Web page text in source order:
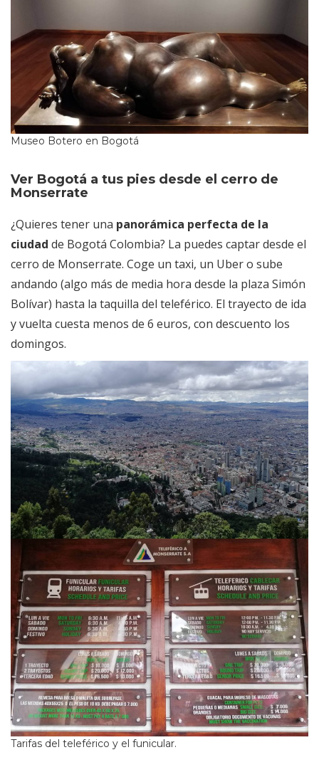
Museo Botero en Bogotá
Ver Bogotá a tus pies desde el cerro de
Monserrate
¿Quieres tener una panorámica perfecta de la
ciudad de Bogotá Colombia? La puedes captar desde el
cerro de Monserrate. Coge un taxi, un Uber o sube
andando (algo más de media hora desde la plaza Simón
Bolívar) hasta la taquilla del teleférico. El trayecto de ida
y vuelta cuesta menos de 6 euros, con descuento los
domingos.
Tarifas del teleférico y el funicular.